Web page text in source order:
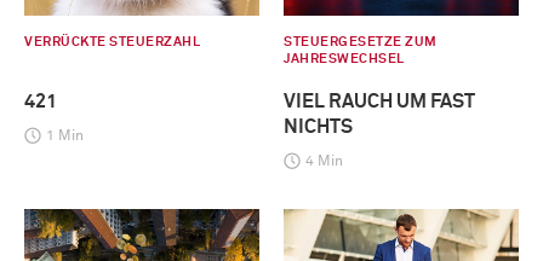
VERRÜCKTE STEUERZAHL
421
1 Min
STEUERGESETZE ZUM
JAHRESWECHSEL
VIEL RAUCH UM FAST
NICHTS
4 Min